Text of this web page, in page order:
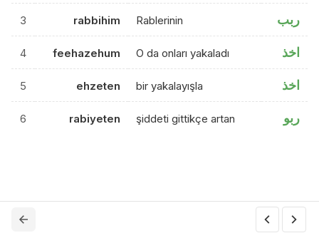
3 rabbihim Rablerinin ربب
4 feehazehum O da onları yakaladı اخذ
5 ehzeten bir yakalayışla اخذ
6 rabiyeten şiddeti gittikçe artan ربو